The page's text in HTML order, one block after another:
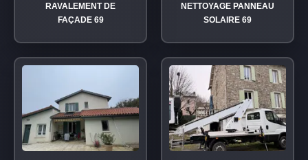
RAVALEMENT DE
FAÇADE 69
NETTOYAGE PANNEAU
SOLAIRE 69